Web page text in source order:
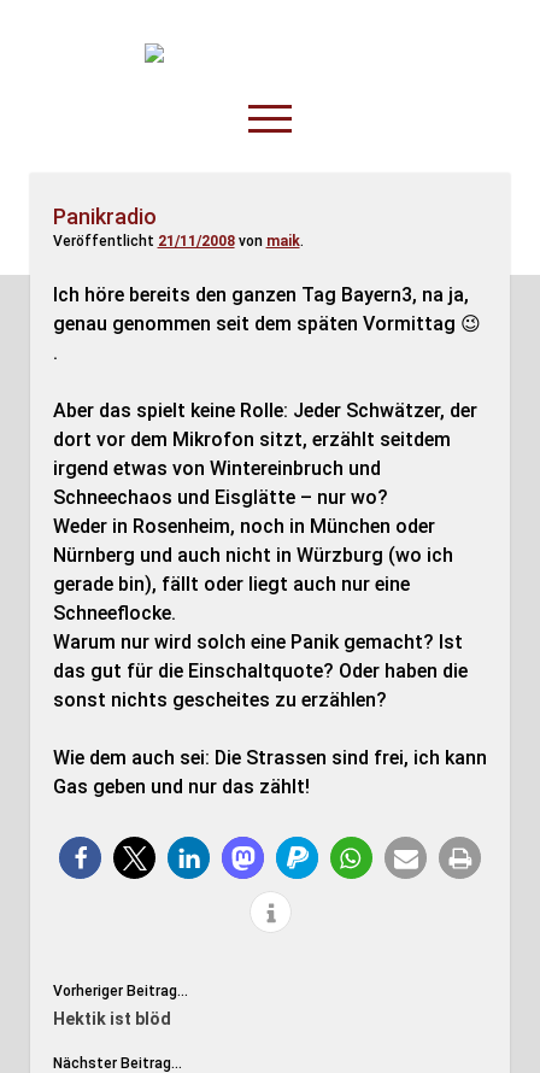
TruckOnline.de
open
menu
Anderswo
Spesenliste
Fahrer
Panikradio
Veröffentlicht 21/11/2008von maik.
Ich höre bereits den ganzen Tag Bayern3, na ja,
genau genommen seit dem späten Vormittag 😉
.
Aber das spielt keine Rolle: Jeder Schwätzer, der
dort vor dem Mikrofon sitzt, erzählt seitdem
irgend etwas von Wintereinbruch und
Schneechaos und Eisglätte – nur wo?
Weder in Rosenheim, noch in München oder
Nürnberg und auch nicht in Würzburg (wo ich
gerade bin), fällt oder liegt auch nur eine
Schneeflocke.
Warum nur wird solch eine Panik gemacht? Ist
das gut für die Einschaltquote? Oder haben die
sonst nichts gescheites zu erzählen?
Wie dem auch sei: Die Strassen sind frei, ich kann
Gas geben und nur das zählt!
Vorheriger Beitrag...
Hektik ist blöd
Nächster Beitrag...